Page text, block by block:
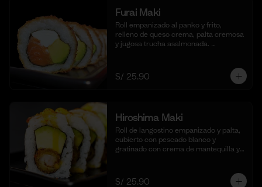
Furai Maki
Roll empanizado al panko y frito,
relleno de queso crema, palta cremosa
y jugosa trucha asalmonada.
S/ 25.90
Hiroshima Maki
Roll de langostino empanizado y palta,
cubierto con pescado blanco y
gratinado con crema de mantequilla y
shoyu. (10 cortes).
S/ 25.90